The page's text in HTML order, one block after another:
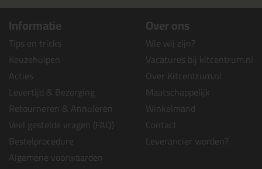
Informatie
Tips en tricks
Keuzehulpen
Acties
Levertijd & Bezorging
Retourneren & Annuleren
Veel gestelde vragen (FAQ)
Bestelprocedure
Algemene voorwaarden
Over ons
Wie wij zijn?
Vacatures bij kitcentrum.nl
Over Kitcentrum.nl
Maatschappelijk
Winkelmand
Contact
Leverancier worden?